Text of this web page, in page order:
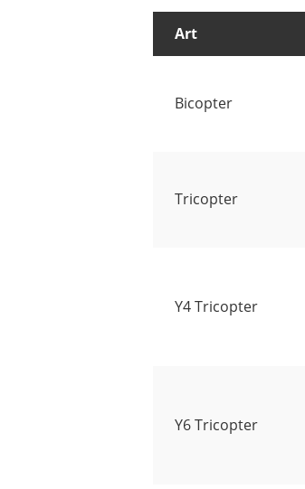
Art
Bicopter
Tricopter
Y4 Tricopter
Y6 Tricopter